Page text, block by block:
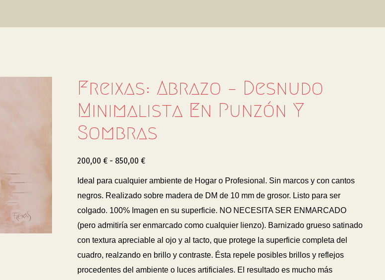
Freixas: Abrazo – Desnudo
Minimalista En Punzón Y
Sombras
200,00 € - 850,00 €
Ideal para cualquier ambiente de Hogar o Profesional. Sin marcos y con cantos
negros. Realizado sobre madera de DM de 10 mm de grosor. Listo para ser
colgado. 100% Imagen en su superficie. NO NECESITA SER ENMARCADO
(pero admitiría ser enmarcado como cualquier lienzo). Barnizado grueso satinado
con textura apreciable al ojo y al tacto, que protege la superficie completa del
cuadro, realzando en brillo y contraste. Ésta repele posibles brillos y reflejos
procedentes del ambiente o luces artificiales. El resultado es mucho más